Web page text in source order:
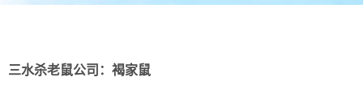
三水杀老鼠公司：褐家鼠